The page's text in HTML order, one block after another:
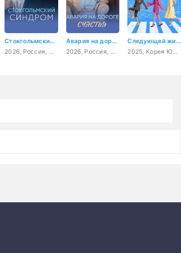
Стокгольмский синдром
2026, Россия, мелодрама
Авария на дороге счастья
2026, Россия, мелодрама
Следующей жизни не будет
2025, Корея Южная, драма, комедия